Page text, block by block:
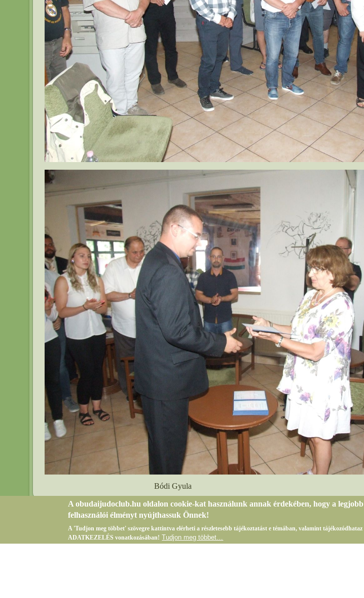
Bódi Gyula
A obudaijudoclub.hu oldalon cookie-kat használunk annak érdekében, hogy a legjobb
felhasználói élményt nyújthassuk Önnek!
A 'Tudjon meg többet' szövegre kattintva elérheti a részletesebb tájékoztatást e témában, valamint tájékozódhataz
ADATKEZELÉS vonatkozásában! Tudjon meg többet…